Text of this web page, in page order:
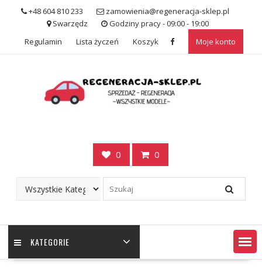
+48 604 810 233
zamowienia@regeneracja-sklep.pl
Swarzędz
Godziny pracy - 09:00 - 19:00
Regulamin
Lista życzeń Koszyk Moje konto
0 0
KATEGORIE